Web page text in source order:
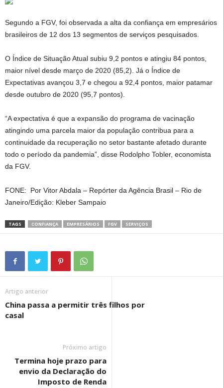
Segundo a FGV, foi observada a alta da confiança em empresários
brasileiros de 12 dos 13 segmentos de serviços pesquisados.
O Índice de Situação Atual subiu 9,2 pontos e atingiu 84 pontos,
maior nível desde março de 2020 (85,2). Já o Índice de
Expectativas avançou 3,7 e chegou a 92,4 pontos, maior patamar
desde outubro de 2020 (95,7 pontos).
“A expectativa é que a expansão do programa de vacinação
atingindo uma parcela maior da população contribua para a
continuidade da recuperação no setor bastante afetado durante
todo o período da pandemia”, disse Rodolpho Tobler, economista
da FGV.
FONE: Por Vitor Abdala – Repórter da Agência Brasil – Rio de
Janeiro/Edição: Kleber Sampaio
TAGS CONFIANÇA EMPRESÁRIOS FGV SERVIÇOS
Artigo anterior
China passa a permitir três filhos por
casal
Próximo artigo
Termina hoje prazo para
envio da Declaração do
Imposto de Renda